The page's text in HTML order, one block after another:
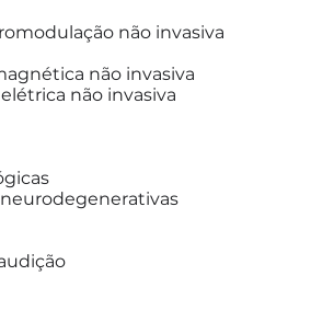
não invasiva
não invasiva
não invasiva